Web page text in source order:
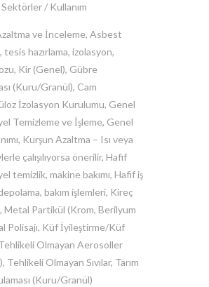
/ Kullanım
ve İnceleme, Asbest
tesis hazırlama, izolasyon,
Kir (Genel), Gübre
(Kuru/Granül), Cam
İzolasyon Kurulumu, Genel
Temizleme ve İşleme, Genel
Kurşun Azaltma – Isı veya
çalışılıyorsa önerilir, Hafif
temizlik, makine bakımı, Hafif iş
bakım işlemleri, Kireç
Metal Partikül (Krom, Berilyum
Polisajı, Küf İyileştirme/Küf
Olmayan Aerosoller
Tehlikeli Olmayan Sıvılar, Tarım
(Kuru/Granül)